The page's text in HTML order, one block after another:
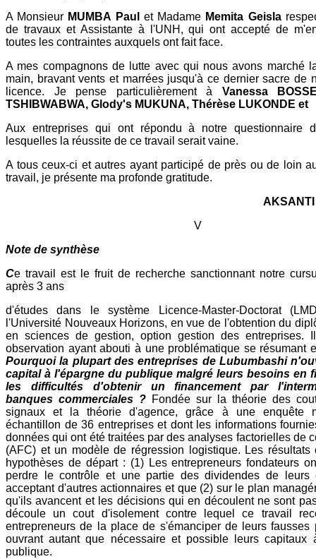
A Monsieur MUMBA Paul et Madame Memita Geisla
de travaux et Assistante à l'UNH, qui ont accepté de
toutes les contraintes auxquels ont fait face.
A mes compagnons de lutte avec qui nous avons marché
main, bravant vents et marrées jusqu'à ce dernier sacre de
licence. Je pense particulièrement à Vanessa
TSHIBWABWA, Glody's MUKUNA, Thérèse LUKONDE et
Aux entreprises qui ont répondu à notre questionnaire
lesquelles la réussite de ce travail serait vaine.
A tous ceux-ci et autres ayant participé de près ou de loin
travail, je présente ma profonde gratitude.
V
Note de synthèse
Ce travail est le fruit de recherche sanctionnant notre
après 3 ans
d'études dans le système Licence-Master-Doctorat
l'Université Nouveaux Horizons, en vue de l'obtention du
en sciences de gestion, option gestion des entreprises.
observation ayant abouti à une problématique se résumant
Pourquoi la plupart des entreprises de Lubumbashi
capital à l'épargne du publique malgré leurs besoins en
les difficultés d'obtenir un financement par
banques commerciales ? Fondée sur la théorie des
signaux et la théorie d'agence, grâce à une enquête
échantillon de 36 entreprises et dont les informations
données qui ont été traitées par des analyses factorielles de
(AFC) et un modèle de régression logistique. Les résultats
hypothèses de départ : (1) Les entrepreneurs fondateurs
perdre le contrôle et une partie des dividendes de leurs
acceptant d'autres actionnaires et que (2) sur le plan
qu'ils avancent et les décisions qui en découlent ne sont
découle un cout d'isolement contre lequel ce travail
entrepreneurs de la place de s'émanciper de leurs fausses
ouvrant autant que nécessaire et possible leurs capitaux
publique.